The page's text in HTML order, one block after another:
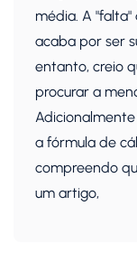
média. A
acaba por ser
entanto, creio
procurar a
a fórmula de
compreendo
um artigo,